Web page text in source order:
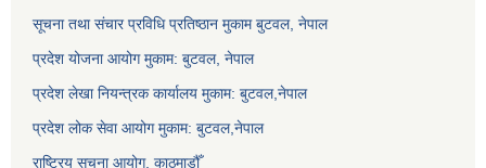
सूचना तथा संचार प्रविधि प्रतिष्ठान मुकाम बुटवल, नेपाल
प्रदेश योजना आयोग मुकाम: बुटवल, नेपाल
प्रदेश लेखा नियन्त्रक कार्यालय मुकाम: बुटवल,नेपाल
प्रदेश लोक सेवा आयोग मुकाम: बुटवल,नेपाल
राष्ट्रिय सूचना आयोग, काठमाडौँ